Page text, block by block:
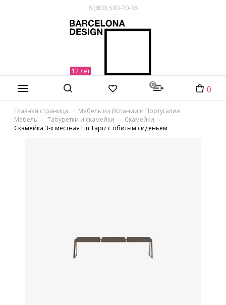
8 (800) 500-70-36
0 0
Главная страница
Мебель из Испании и Португалии
Мебель
Табуретки и скамейки
Скамейки
Скамейка 3-х местная Lin Tapiz с обитым сиденьем